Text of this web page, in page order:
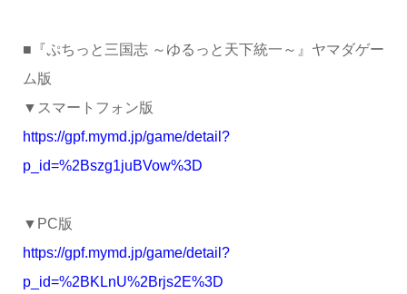
■『ぷちっと三国志 ～ゆるっと天下統一～』ヤマダゲー
ム版
▼スマートフォン版
https://gpf.mymd.jp/game/detail?
p_id=%2Bszg1juBVow%3D
▼PC版
https://gpf.mymd.jp/game/detail?
p_id=%2BKLnU%2Brjs2E%3D